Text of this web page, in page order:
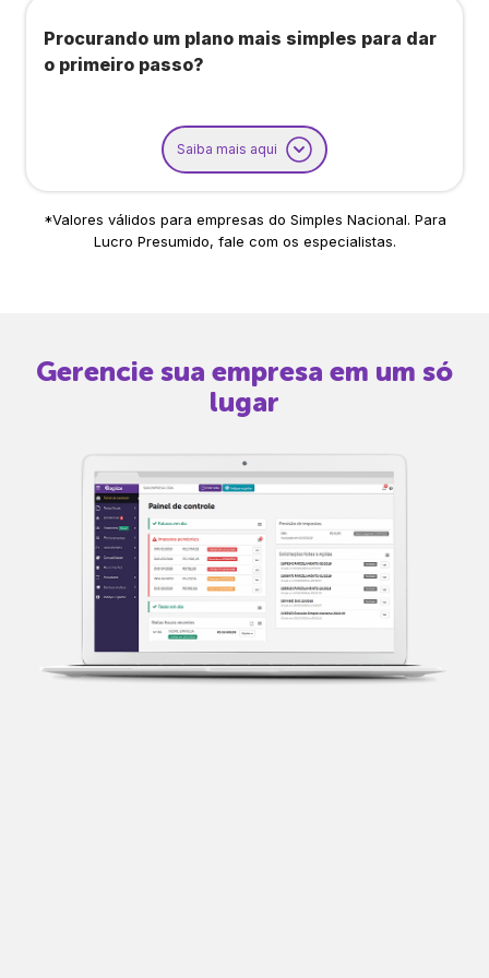
Procurando um plano mais simples para dar
o primeiro passo?
Saiba mais aqui
*Valores válidos para empresas do Simples Nacional. Para
Lucro Presumido, fale com os especialistas.
Gerencie sua empresa em um só
lugar